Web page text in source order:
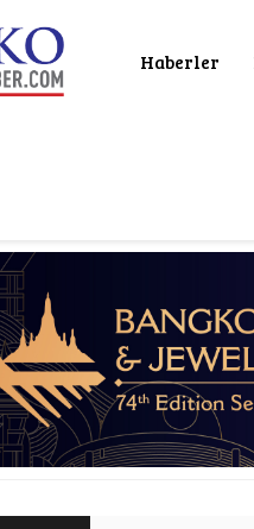
Haberler